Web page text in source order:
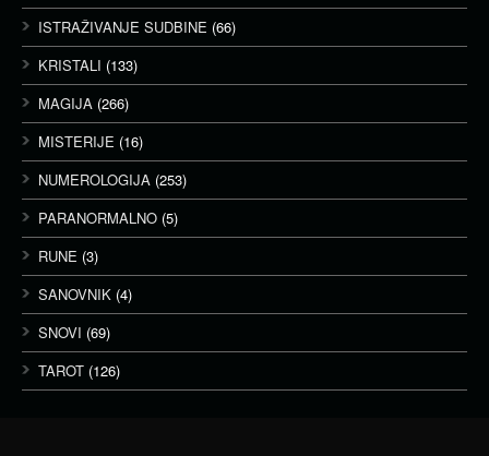
ISTRAŽIVANJE SUDBINE (66)
KRISTALI (133)
MAGIJA (266)
MISTERIJE (16)
NUMEROLOGIJA (253)
PARANORMALNO (5)
RUNE (3)
SANOVNIK (4)
SNOVI (69)
TAROT (126)